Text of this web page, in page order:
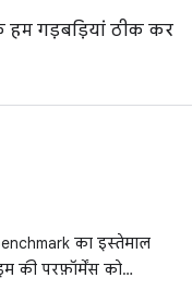
हम गड़बड़ियां ठीक कर
का इस्तेमाल
की परफ़ॉर्मेंस को